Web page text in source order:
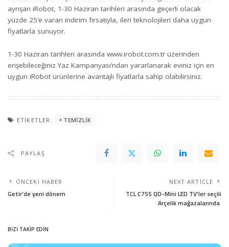
ayrışan iRobot, 1-30 Haziran tarihleri arasında geçerli olacak
yüzde 25’e varan indirim fırsatıyla, ileri teknolojileri daha uygun
fiyatlarla sunuyor.
1-30 Haziran tarihleri arasında www.irobot.com.tr üzerinden
erişebileceğiniz Yaz Kampanyası’ndan yararlanarak eviniz için en
uygun iRobot ürünlerine avantajlı fiyatlarla sahip olabilirsiniz.
ETIKETLER: TEMIZLIK
PAYLAŞ
ÖNCEKI HABER
Getir’de yeni dönem
NEXT ARTICLE
TCL C755 QD-Mini LED TV’ler seçili
Arçelik mağazalarında
BİZİ TAKİP EDİN